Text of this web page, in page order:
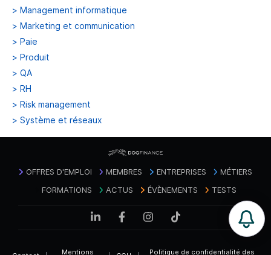
> Management informatique
> Marketing et communication
> Paie
> Produit
> QA
> RH
> Risk management
> Système et réseaux
OFFRES D'EMPLOI MEMBRES ENTREPRISES
MÉTIERS
FORMATIONS
ACTUS ÉVÈNEMENTS TESTS
Mentions Politique de confidentialité des